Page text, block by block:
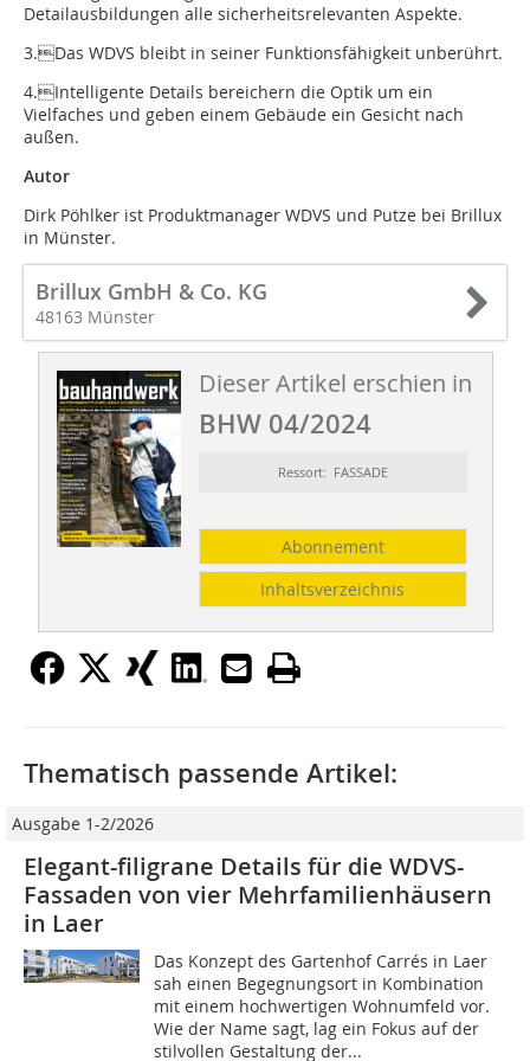
Detailausbildungen alle sicherheitsrelevanten Aspekte.
3.Das WDVS bleibt in seiner Funktionsfähigkeit unberührt.
4.Intelligente Details bereichern die Optik um ein
Vielfaches und geben einem Gebäude ein Gesicht nach
außen.
Autor
Dirk Pöhlker ist Produktmanager WDVS und Putze bei Brillux
in Münster.
Brillux GmbH & Co. KG
48163 Münster
Dieser Artikel erschien in
BHW 04/2024
Ressort: FASSADE
Abonnement
Inhaltsverzeichnis
Thematisch passende Artikel:
Ausgabe 1-2/2026
Elegant-filigrane Details für die WDVS-
Fassaden von vier Mehrfamilienhäusern
in Laer
Das Konzept des Gartenhof Carrés in Laer
sah einen Begegnungsort in Kombination
mit einem hochwertigen Wohnumfeld vor.
Wie der Name sagt, lag ein Fokus auf der
stilvollen Gestaltung der...